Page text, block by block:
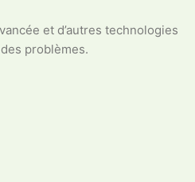
et d’autres technologies
problèmes.